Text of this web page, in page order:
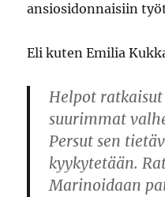
ansiosidonnaisiin
Eli kuten Emilia
Helpot
suurimmat
Persut sen
kyykytetään.
Marinoidaan